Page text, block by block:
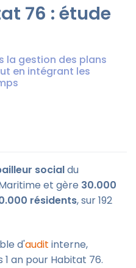
76 : étude
la gestion des plans
en intégrant les
socialdu
et gère 30.000
résidents, sur 192
d'audit interne,
1 an pour Habitat 76.